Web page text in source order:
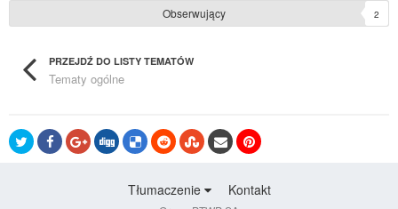
Obserwujący 2
PRZEJDŹ DO LISTY TEMATÓW
Tematy ogólne
Tłumaczenie Kontakt